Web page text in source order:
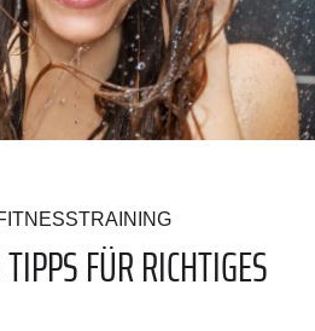
FÜR RICHTIGES